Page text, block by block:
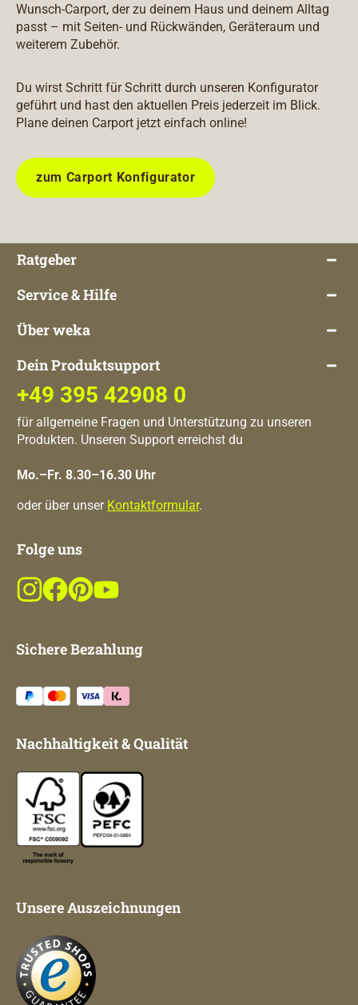
Wunsch-Carport, der zu deinem Haus und deinem Alltag
passt – mit Seiten- und Rückwänden, Geräteraum und
weiterem Zubehör.
Du wirst Schritt für Schritt durch unseren Konfigurator
geführt und hast den aktuellen Preis jederzeit im Blick.
Plane deinen Carport jetzt einfach online!
zum Carport Konfigurator
Ratgeber
Service & Hilfe
Über weka
Dein Produktsupport
+49 395 42908 0
für allgemeine Fragen und Unterstützung zu unseren
Produkten. Unseren Support erreichst du
Mo.–Fr. 8.30–16.30 Uhr
oder über unser Kontaktformular.
Folge uns
Sichere Bezahlung
Nachhaltigkeit & Qualität
Unsere Auszeichnungen